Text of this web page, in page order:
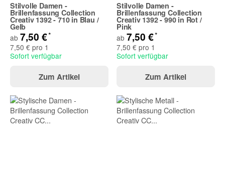
Stilvolle Damen -
Brillenfassung Collection
Creativ 1392 - 710 in Blau /
Gelb
ab 7,50 €*
7,50 € pro 1
Sofort verfügbar
Zum Artikel
Stilvolle Damen -
Brillenfassung Collection
Creativ 1392 - 990 in Rot /
Pink
ab 7,50 €*
7,50 € pro 1
Sofort verfügbar
Zum Artikel